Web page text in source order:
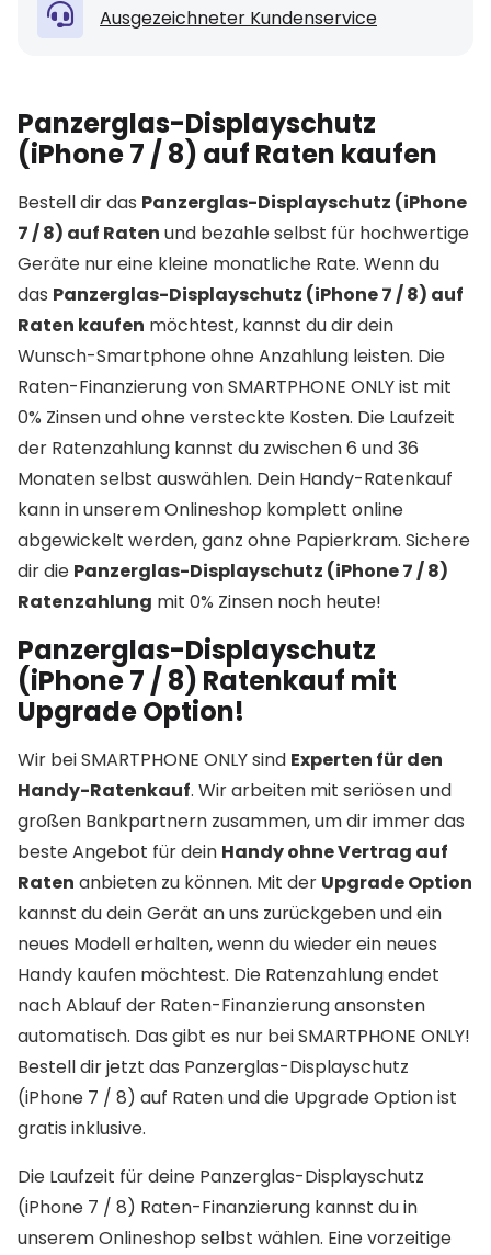
Ausgezeichneter Kundenservice
Panzerglas-Displayschutz
(iPhone 7 / 8) auf Raten kaufen
Bestell dir das Panzerglas-Displayschutz (iPhone
7 / 8) auf Raten und bezahle selbst für hochwertige
Geräte nur eine kleine monatliche Rate. Wenn du
das Panzerglas-Displayschutz (iPhone 7 / 8) auf
Raten kaufen möchtest, kannst du dir dein
Wunsch-Smartphone ohne Anzahlung leisten. Die
Raten-Finanzierung von SMARTPHONE ONLY ist mit
0% Zinsen und ohne versteckte Kosten. Die Laufzeit
der Ratenzahlung kannst du zwischen 6 und 36
Monaten selbst auswählen. Dein Handy-Ratenkauf
kann in unserem Onlineshop komplett online
abgewickelt werden, ganz ohne Papierkram. Sichere
dir die Panzerglas-Displayschutz (iPhone 7 / 8)
Ratenzahlung mit 0% Zinsen noch heute!
Panzerglas-Displayschutz
(iPhone 7 / 8) Ratenkauf mit
Upgrade Option!
Wir bei SMARTPHONE ONLY sind Experten für den
Handy-Ratenkauf. Wir arbeiten mit seriösen und
großen Bankpartnern zusammen, um dir immer das
beste Angebot für dein Handy ohne Vertrag auf
Raten anbieten zu können. Mit der Upgrade Option
kannst du dein Gerät an uns zurückgeben und ein
neues Modell erhalten, wenn du wieder ein neues
Handy kaufen möchtest. Die Ratenzahlung endet
nach Ablauf der Raten-Finanzierung ansonsten
automatisch. Das gibt es nur bei SMARTPHONE ONLY!
Bestell dir jetzt das Panzerglas-Displayschutz
(iPhone 7 / 8) auf Raten und die Upgrade Option ist
gratis inklusive.
Die Laufzeit für deine Panzerglas-Displayschutz
(iPhone 7 / 8) Raten-Finanzierung kannst du in
unserem Onlineshop selbst wählen. Eine vorzeitige